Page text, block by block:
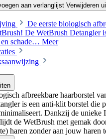
aan verlanglijst Verwijderen
De eerste biologisch
De WetBrush Detangler
schade… Meer
afbreekbare haarborstel
is een anti-klit borstel die
Dankzij de
de WetBrush met gemak
haren zonder aan jouw haren